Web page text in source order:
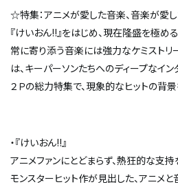
☆特集：アニメが愛した音楽、音楽が愛
『けいおん!!』をはじめ、現在隆盛を極め
常に寄り添う音楽には強力なケミストリ
は、キーパーソンたちへのディープなイ
２Ｐの総力特集で、現象的なヒットの背
・『けいおん!!』
アニメファンにとどまらず、熱狂的な支持
モンスターヒット作が見出した、アニメ